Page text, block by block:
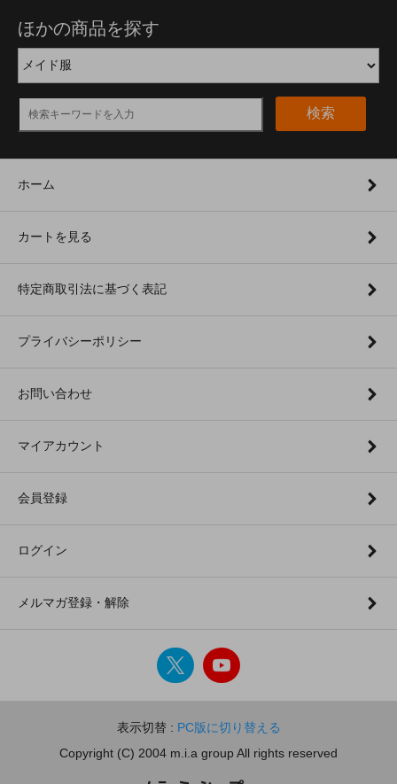
ほかの商品を探す
検索
ホーム
カートを見る
特定商取引法に基づく表記
プライバシーポリシー
お問い合わせ
マイアカウント
会員登録
ログイン
メルマガ登録・解除
表示切替 : PC版に切り替える
Copyright (C) 2004 m.i.a group All rights reserved